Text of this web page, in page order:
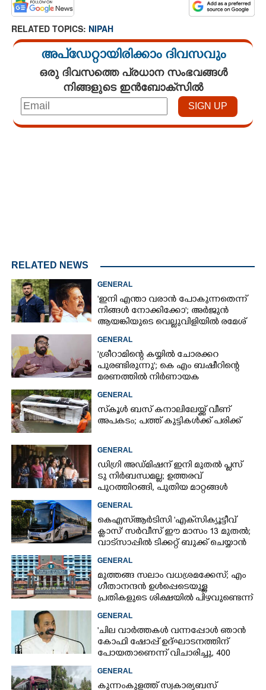
RELATED TOPICS: NIPAH
അപ്ഡേറ്റായിരിക്കാം ദിവസവും
ഒരു ദിവസത്തെ പ്രധാന സംഭവങ്ങൾ
നിങ്ങളുടെ ഇൻബോക്സിൽ
RELATED NEWS
GENERAL
'ഇനി എന്താ വരാൻ പോകുന്നതെന്ന്
നിങ്ങൾ നോക്കിക്കോ'; അർജുൻ
ആയങ്കിയുടെ വെല്ലുവിളിയിൽ രമേശ്
GENERAL
'ശ്രീറാമിന്റെ കയ്യിൽ ചോരക്കറ
പുരണ്ടിരുന്നു'; കെ എം ബഷീറിന്റെ
മരണത്തിൽ നിർണായക
GENERAL
സ്‌കൂൾ ബസ് കനാലിലേയ്ക്ക് വീണ്
അപകടം; പത്ത് കുട്ടികൾക്ക് പരിക്ക്
GENERAL
ഡിഗ്രി അഡ്മിഷന് ഇനി മുതൽ പ്ലസ്
ടു നിർബന്ധമല്ല; ഉത്തരവ്
പുറത്തിറങ്ങി, പുതിയ മാറ്റങ്ങൾ
GENERAL
കെഎസ്‌ആർടിസി 'എക്‌സിക്യൂട്ടീവ്
ക്ളാസ്' സർവീസ് ഈ മാസം 13 മുതൽ;
വാട്‌സാപ്പിൽ ടിക്കറ്റ് ബുക്ക് ചെയ്യാൻ
GENERAL
മുത്തങ്ങ സലാം വധശ്രമക്കേസ്; എം
ഗീതാനന്ദൻ ഉൾപ്പെടെയുള്ള
പ്രതികളുടെ ശിക്ഷയിൽ പിഴവുണ്ടെന്ന്
GENERAL
'ചില വാർത്തകൾ വന്നപ്പോൾ ഞാൻ
കോഫി ഷോപ്പ് ഉദ്ഘാടനത്തിന്
പോയതാണെന്ന് വിചാരിച്ചു, 400
GENERAL
കുന്നംകുളത്ത് സ്വകാര്യബസ്